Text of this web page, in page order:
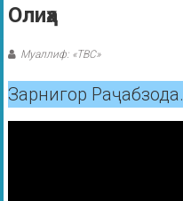
Олиҳа
Муаллиф: «ТВС»
Зарнигор Раҷабзода.